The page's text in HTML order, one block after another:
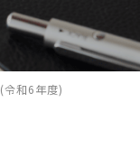
令和6年度)